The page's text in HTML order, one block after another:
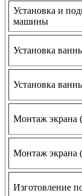
Установка и
машины
Установка
Установка
Монтаж экрана
Монтаж экрана
Изготовление